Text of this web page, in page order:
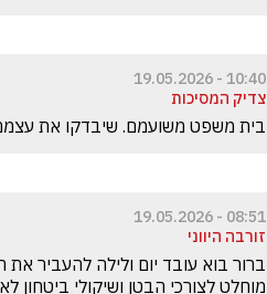
10:40 - 19.05.2026
צדיק המסיכות
בית משפט משועמם. שיבדקו את
08:51 - 19.05.2026
זורבה היווני